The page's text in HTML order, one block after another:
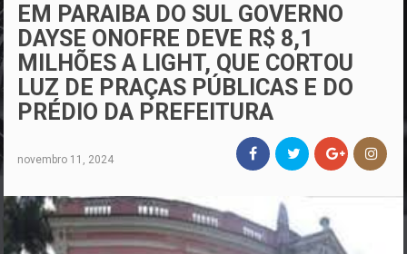
EM PARAIBA DO SUL GOVERNO
DAYSE ONOFRE DEVE R$ 8,1
MILHÕES A LIGHT, QUE CORTOU
LUZ DE PRAÇAS PÚBLICAS E DO
PRÉDIO DA PREFEITURA
novembro 11, 2024